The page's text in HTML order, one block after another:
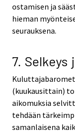
ostamisen ja
hieman
seurauksena.
7. Selkeys
(kuukausittain)
aikomuksia
tehdään
samanlaisena